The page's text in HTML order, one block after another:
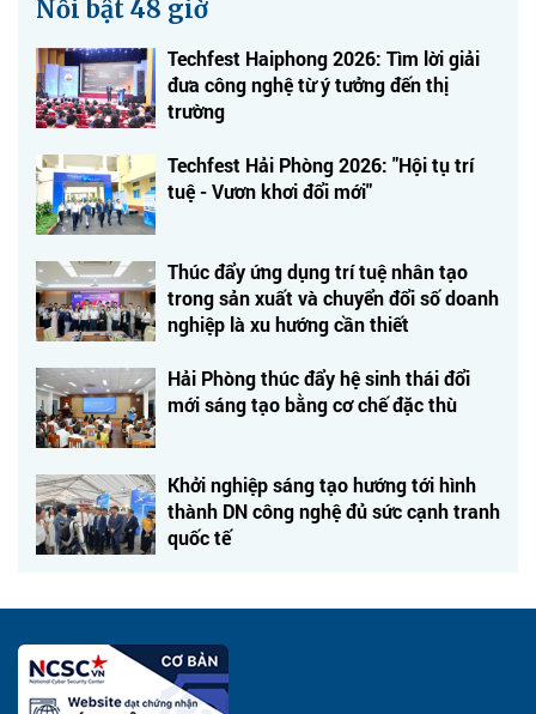
Nổi bật 48 giờ
Techfest Haiphong 2026: Tìm lời giải
đưa công nghệ từ ý tưởng đến thị
trường
Techfest Hải Phòng 2026: "Hội tụ trí
tuệ - Vươn khơi đổi mới"
Thúc đẩy ứng dụng trí tuệ nhân tạo
trong sản xuất và chuyển đổi số doanh
nghiệp là xu hướng cần thiết
Hải Phòng thúc đẩy hệ sinh thái đổi
mới sáng tạo bằng cơ chế đặc thù
Khởi nghiệp sáng tạo hướng tới hình
thành DN công nghệ đủ sức cạnh tranh
quốc tế